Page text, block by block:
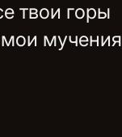
твои горы
мучения